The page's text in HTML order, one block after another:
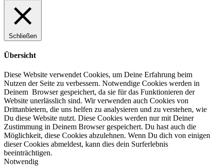
Schließen
Übersicht
Diese Website verwendet Cookies, um Deine Erfahrung beim
Nutzen der Seite zu verbessern. Notwendige Cookies werden in
Deinem Browser gespeichert, da sie für das Funktionieren der
Website unerlässlich sind. Wir verwenden auch Cookies von
Drittanbietern, die uns helfen zu analysieren und zu verstehen, wie
Du diese Website nutzt. Diese Cookies werden nur mit Deiner
Zustimmung in Deinem Browser gespeichert. Du hast auch die
Möglichkeit, diese Cookies abzulehnen. Wenn Du dich von einigen
dieser Cookies abmeldest, kann dies dein Surferlebnis
beeinträchtigen.
Notwendig